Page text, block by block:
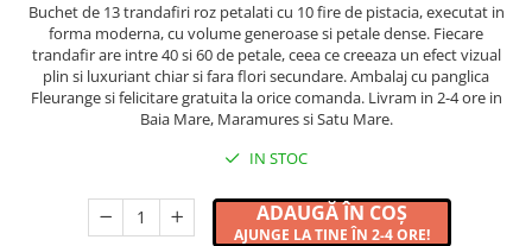
Buchet de 13 trandafiri roz petalati cu 10 fire de pistacia, executat in
forma moderna, cu volume generoase si petale dense. Fiecare
trandafir are intre 40 si 60 de petale, ceea ce creeaza un efect vizual
plin si luxuriant chiar si fara flori secundare. Ambalaj cu panglica
Fleurange si felicitare gratuita la orice comanda. Livram in 2-4 ore in
Baia Mare, Maramures si Satu Mare.
IN STOC
ADAUGĂ ÎN COȘ
AJUNGE LA TINE ÎN 2-4 ORE!